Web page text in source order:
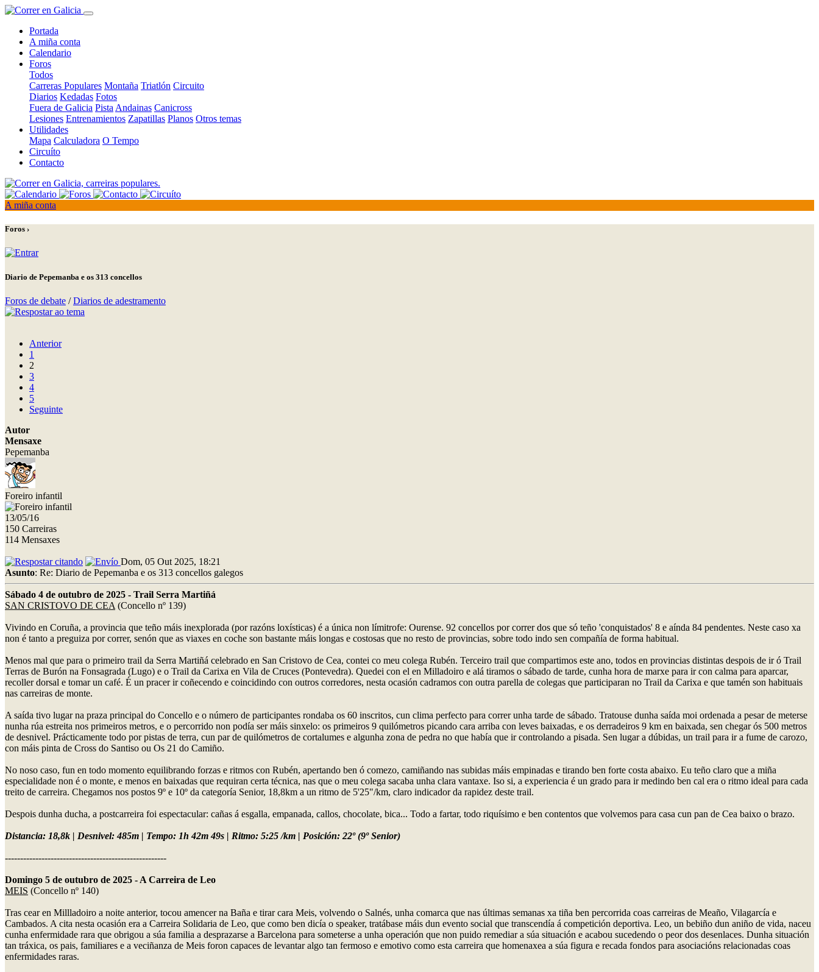
Portada
A miña conta
Calendario
Foros
Todos
Carreras Populares Montaña Triatlón Circuito
Diarios Kedadas Fotos
Fuera de Galicia Pista Andainas Canicross
Lesiones Entrenamientos Zapatillas Planos Otros temas
Utilidades
Mapa Calculadora O Tempo
Circuíto
Contacto
A miña conta
Foros ›
Diario de Pepemanba e os 313 concellos
Foros de debate /Diarios de adestramento
Anterior
1
2
3
4
5
Seguinte
Autor
Mensaxe
Pepemanba
Foreiro infantil
13/05/16
150 Carreiras
114 Mensaxes
Dom, 05 Out 2025, 18:21
Asunto: Re: Diario de Pepemanba e os 313 concellos galegos
Sábado 4 de outubro de 2025 - Trail Serra Martiñá
SAN CRISTOVO DE CEA (Concello nº 139)
Vivindo en Coruña, a provincia que teño máis inexplorada (por razóns loxísticas) é a única non límitrofe: Ourense. 92 concellos por correr dos que só teño 'conquistados' 8 e aínda 84 pendentes. Neste caso xa
non é tanto a preguiza por correr, senón que as viaxes en coche son bastante máis longas e costosas que no resto de provincias, sobre todo indo sen compañía de forma habitual.
Menos mal que para o primeiro trail da Serra Martiñá celebrado en San Cristovo de Cea, contei co meu colega Rubén. Terceiro trail que compartimos este ano, todos en provincias distintas despois de ir ó Trail
Terras de Burón na Fonsagrada (Lugo) e o Trail da Carixa en Vila de Cruces (Pontevedra). Quedei con el en Milladoiro e alá tiramos o sábado de tarde, cunha hora de marxe para ir con calma para aparcar,
recoller dorsal e tomar un café. É un pracer ir coñecendo e coincidindo con outros corredores, nesta ocasión cadramos con outra parella de colegas que participaran no Trail da Carixa e que tamén son habituais
nas carreiras de monte.
A saída tivo lugar na praza principal do Concello e o número de participantes rondaba os 60 inscritos, cun clima perfecto para correr unha tarde de sábado. Tratouse dunha saída moi ordenada a pesar de meterse
nunha rúa estreita nos primeiros metros, e o percorrido non podía ser máis sinxelo: os primeiros 9 quilómetros picando cara arriba con leves baixadas, e os derradeiros 9 km en baixada, sen chegar ós 500 metros
de desnivel. Prácticamente todo por pistas de terra, cun par de quilómetros de cortalumes e algunha zona de pedra no que había que ir controlando a pisada. Sen lugar a dúbidas, un trail para ir a fume de carozo,
con máis pinta de Cross do Santiso ou Os 21 do Camiño.
No noso caso, fun en todo momento equilibrando forzas e ritmos con Rubén, apertando ben ó comezo, camiñando nas subidas máis empinadas e tirando ben forte costa abaixo. Eu teño claro que a miña
especialidade non é o monte, e menos en baixadas que requiran certa técnica, nas que o meu colega sacaba unha clara vantaxe. Iso si, a experiencia é un grado para ir medindo ben cal era o ritmo ideal para cada
treito de carreira. Chegamos nos postos 9º e 10º da categoría Senior, 18,8km a un ritmo de 5'25"/km, claro indicador da rapidez deste trail.
Despois dunha ducha, a postcarreira foi espectacular: cañas á esgalla, empanada, callos, chocolate, bica... Todo a fartar, todo riquísimo e ben contentos que volvemos para casa cun pan de Cea baixo o brazo.
Distancia: 18,8k | Desnivel: 485m | Tempo: 1h 42m 49s | Ritmo: 5:25 /km | Posición: 22º (9º Senior)
-----------------------------------------------------
Domingo 5 de outubro de 2025 - A Carreira de Leo
MEIS (Concello nº 140)
Tras cear en Millladoiro a noite anterior, tocou amencer na Baña e tirar cara Meis, volvendo o Salnés, unha comarca que nas últimas semanas xa tiña ben percorrida coas carreiras de Meaño, Vilagarcía e
Cambados. A cita nesta ocasión era a Carreira Solidaria de Leo, que como ben dicía o speaker, tratábase máis dun evento social que transcendía á competición deportiva. Leo, un bebiño dun aniño de vida, naceu
cunha enfermidade rara que obrigou a súa familia a desprazarse a Barcelona para someterse a unha operación que non puido remediar a súa situación e acabou sucedendo o peor dos desenlaces. Dunha situación
tan tráxica, os pais, familiares e a veciñanza de Meis foron capaces de levantar algo tan fermoso e emotivo como esta carreira que homenaxea a súa figura e recada fondos para asociacións relacionadas coas
enfermidades raras.